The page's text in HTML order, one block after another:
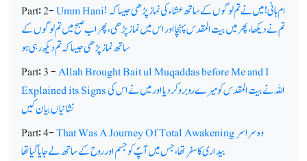
Part: 2-Umm Hani!ام ہانی! میں نے تم لوگوں کے ساتھ عشاء کی نماز پڑھی جیسا کہ
تم نے دیکھا، پھرمیں بیت المقدس پہنچا اور اس میں نماز پڑھی، پھر اب صبح میں تم لوگوں کے
ساتھ نماز پڑھی جیسا کہ تم دیکھ رہی ہو
Part: 3 -Allah Brought Bait ul Muqaddas before Me and I
Explained its Signsاللہ نے بیت المقدس کو میرے روبرو کردیااور میں نے اس کی
نشانیاں بیان کیں
Part: 4-That Was A Journey Of Total Awakeningوہ سراسر
بیداری کا سفر تھا، جس میں آپؐ کو جسم اور روح کے ساتھ لے جایا گیا تھا